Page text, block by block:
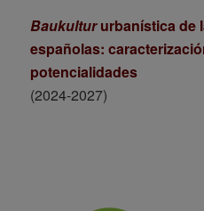
Baukultururbanística de
españolas:
potencialidades
(2024-2027)